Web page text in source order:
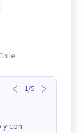
1/5
con